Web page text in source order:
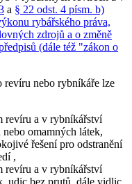
a § 22 odst. 4 písm. b)
rybářského práva,
zdrojů a o změně
(dále též "zákon o
revíru nebo rybníkáře lze
revíru a v rybníkářství
omamných látek,
řešení pro odstranění
,
revíru a v rybníkářství
udic bez prutů, dále vidlic